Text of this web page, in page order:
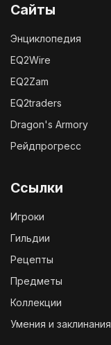
Сайты
Энциклопедия
EQ2Wire
EQ2Zam
EQ2traders
Dragon's Armory
Рейдпрогресс
Ссылки
Игроки
Гильдии
Рецепты
Предметы
Коллекции
Умения и заклинания